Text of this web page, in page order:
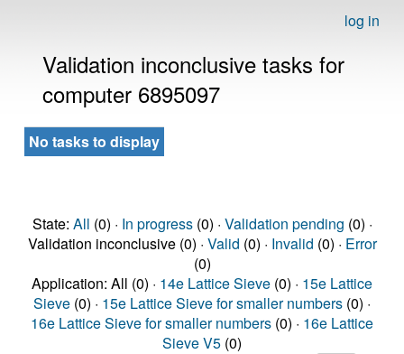
log in
Validation inconclusive tasks for
computer 6895097
No tasks to display
State: All (0) · In progress(0) · Validation pending (0) ·
Validation inconclusive (0) · Valid (0) · Invalid (0) · Error
(0)
Application: All (0) · 14e Lattice Sieve (0) · 15e Lattice
Sieve (0) · 15e Lattice Sieve for smaller numbers (0) ·
16e Lattice Sieve for smaller numbers (0) · 16e Lattice
Sieve V5 (0)